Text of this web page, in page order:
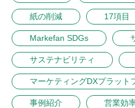
紙の削減 17項目
Markefan SDGs
サステナビリティ
マーケティングDXプラット
事例紹介 営業効